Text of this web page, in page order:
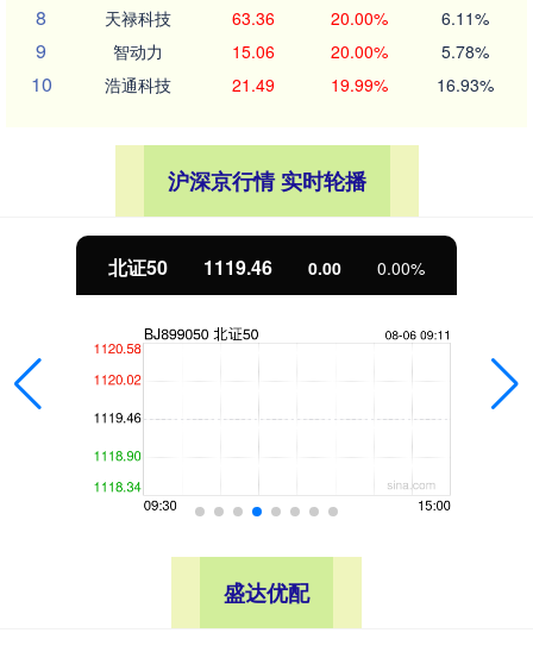
8 天禄科技 63.36 20.00% 6.11%
9 智动力 15.06 20.00% 5.78%
10 浩通科技 21.49 19.99% 16.93%
沪深京行情 实时轮播
北证50 1119.46 0.00 0.00%
盛达优配